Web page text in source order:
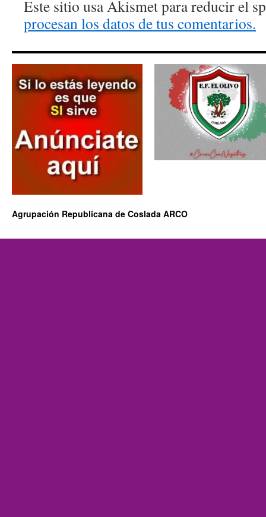
Este sitio usa Akismet para reducir el
procesan los datos de tus comentarios.
Agrupación Republicana de Coslada ARCO